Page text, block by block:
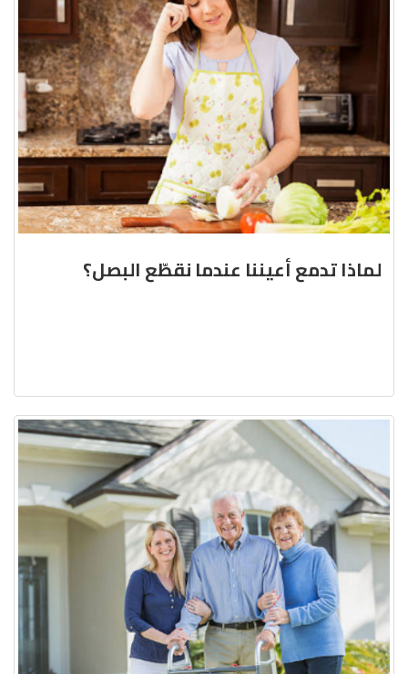
لماذا تدمع أعيننا عندما نقطّع البصل؟